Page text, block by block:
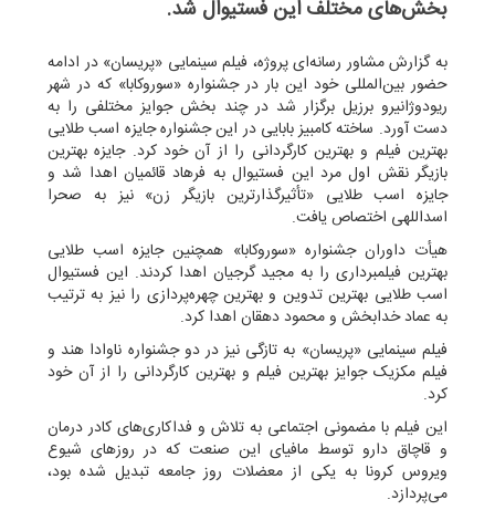
بخش‌های مختلف این فستیوال شد.
به گزارش مشاور رسانه‌ای پروژه، فیلم سینمایی «پریسان» در ادامه
حضور بین‌المللی خود این بار در جشنواره «سوروکابا» که در شهر
ريودوژانيرو برزیل برگزار شد در چند بخش جوایز مختلفی را به
دست آورد. ساخته کامبیز بابایی در این جشنواره جایزه اسب طلایی
بهترین فیلم و بهترین کارگردانی را از آن خود کرد. جایزه بهترین
بازیگر نقش اول مرد این فستیوال به فرهاد قائمیان اهدا شد و
جایزه اسب طلایی «تأثیرگذارترین بازیگر زن» نیز به صحرا
اسداللهی اختصاص یافت.
هیأت داوران جشنواره «سوروکابا» همچنین جایزه اسب طلایی
بهترین فیلمبرداری را به مجید گرجیان اهدا کردند. این فستیوال
اسب طلایی بهترین تدوین و بهترین چهره‌پردازی را نیز به ترتیب
به عماد خدابخش و محمود دهقان اهدا کرد.
فیلم سینمایی «پریسان» به تازگی نیز در دو جشنواره ناوادا هند و
فیلم مکزیک جوایز بهترین فیلم و بهترین کارگردانی را از آن خود
کرد.
این فیلم با مضمونی اجتماعی به تلاش و فداکاری‌های کادر درمان
و قاچاق دارو توسط مافیای این صنعت که در روزهای شیوع
ویروس کرونا به یکی از معضلات روز جامعه تبدیل شده بود،
می‌پردازد.